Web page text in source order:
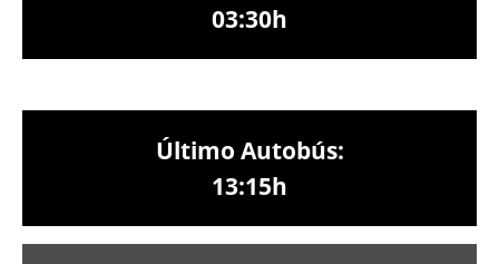
03:30h
Último Autobús:
13:15h